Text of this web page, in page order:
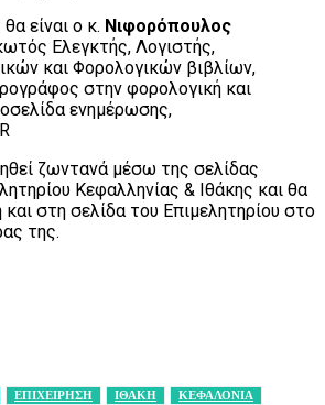
είναι ο κ. Νιφορόπουλος
Ελεγκτής, Λογιστής,
και Φορολογικών βιβλίων,
στην φορολογική και
ενημέρωσης,
ζωντανά μέσω της σελίδας
Κεφαλληνίας & Ιθάκης και θα
στη σελίδα του Επιμελητηρίου στο
της.
ΕΠΙΧΕΙΡΗΣΗ ΙΘΑΚΗ ΚΕΦΑΛΟΝΙΑ